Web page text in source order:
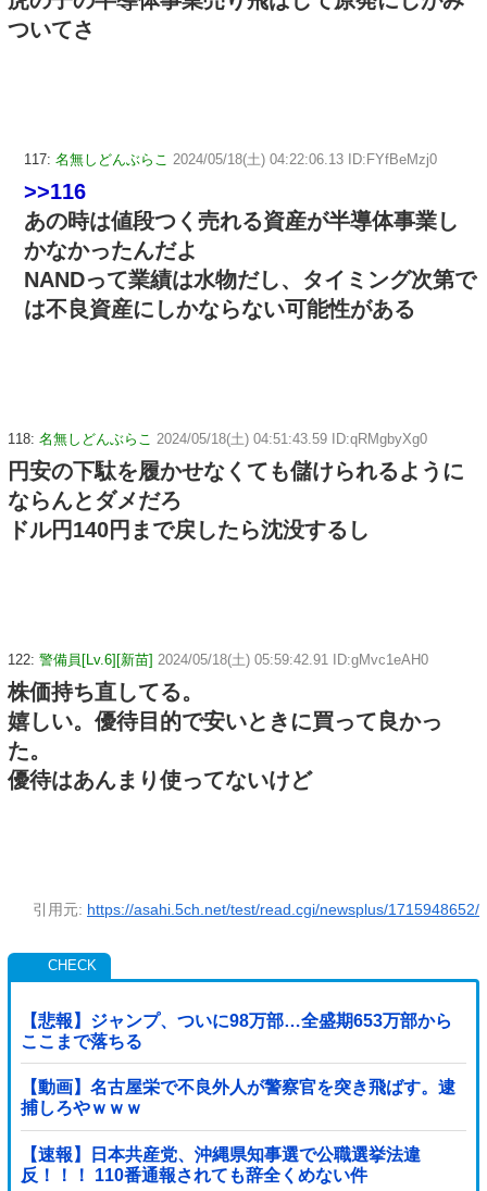
ついてさ
117: 名無しどんぶらこ 2024/05/18(土) 04:22:06.13 ID:FYfBeMzj0
>>116
あの時は値段つく売れる資産が半導体事業し
かなかったんだよ
NANDって業績は水物だし、タイミング次第で
は不良資産にしかならない可能性がある
118: 名無しどんぶらこ 2024/05/18(土) 04:51:43.59 ID:qRMgbyXg0
円安の下駄を履かせなくても儲けられるように
ならんとダメだろ
ドル円140円まで戻したら沈没するし
122: 警備員[Lv.6][新苗] 2024/05/18(土) 05:59:42.91 ID:gMvc1eAH0
株価持ち直してる。
嬉しい。優待目的で安いときに買って良かっ
た。
優待はあんまり使ってないけど
引用元: https://asahi.5ch.net/test/read.cgi/newsplus/1715948652/
【悲報】ジャンプ、ついに98万部…全盛期653万部から
ここまで落ちる
【動画】名古屋栄で不良外人が警察官を突き飛ばす。逮
捕しろやｗｗｗ
【速報】日本共産党、沖縄県知事選で公職選挙法違
反！！！ 110番通報されても辞全くめない件